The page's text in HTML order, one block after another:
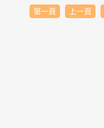
第一頁 上一頁